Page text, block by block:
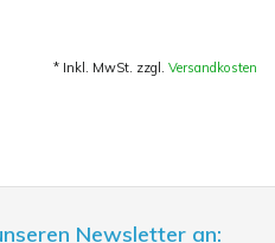
* Inkl. MwSt. zzgl. Versandkosten
Newsletter an: